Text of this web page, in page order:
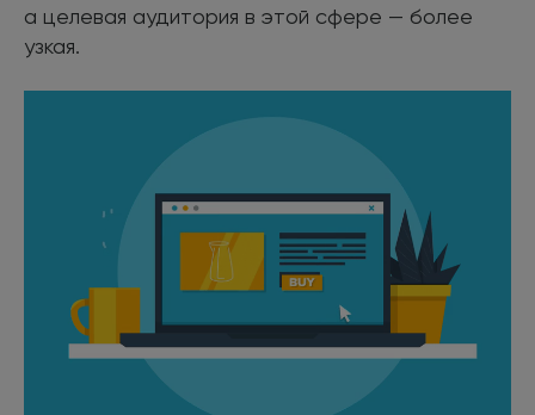
а целевая аудитория в этой сфере — более
узкая.